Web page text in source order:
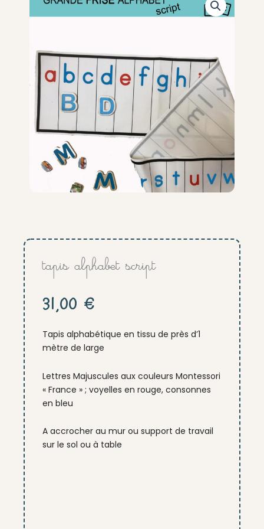
tapis alphabet script
31,00 €
Tapis alphabétique en tissu de près d’1
mètre de large
Lettres Majuscules aux couleurs Montessori
« France » ; voyelles en rouge, consonnes
en bleu
A accrocher au mur ou support de travail
sur le sol ou à table